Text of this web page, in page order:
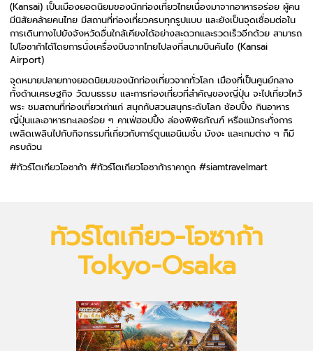
(Kansai) เป็นเมืองยอดนิยมของนักท่องเที่ยวไทยเนื่องมาจากอาหารอร่อย ผู้คน
มีนิสัยคล้ายคนไทย มีสถานที่ท่องเที่ยวครบทุกรูปแบบ และยังเป็นจุดเชื่อมต่อใน
การเดินทางไปยังจังหวัดอื่นใกล้เคียงได้อย่างสะดวกและรวดเร็วอีกด้วย สามารถ
ไปโอซาก้าได้โดยการนั่งเครื่องบินจากไทยไปลงที่สนามบินคันไซ (Kansai
Airport)
จุดหมายปลายทางยอดนิยมของนักท่องเที่ยวจากทั่วโลก เมืองที่เป็นศูนย์กลาง
ทั้งด้านเศรษฐกิจ วัฒนธรรม และการท่องเที่ยวที่สำคัญของญี่ปุ่น จะไปเที่ยวไหว้
พระ ชมสถานที่ท่องเที่ยวเก่าแก่ สนุกกับสวนสนุกระดับโลก ช้อปปิ้ง กินอาหาร
ญี่ปุ่นและอาหารทะเลอร่อย ๆ คาเฟ่ฮอปปิ้ง ล่องพิพิธภัณฑ์ หรือแม้กระทั่งการ
เพลิดเพลินไปกับกิจกรรมที่เกี่ยวกับการ์ตูนแอนิเมชั่น มังงะ และเกมต่าง ๆ ก็มี
ครบถ้วน
#ทัวร์โตเกียวโอซาก้า #ทัวร์โตเกียวโอซาก้าราคาถูก #siamtravelmart
ทัวร์โตเกียว-โอซาก้า
Tokyo-Osaka